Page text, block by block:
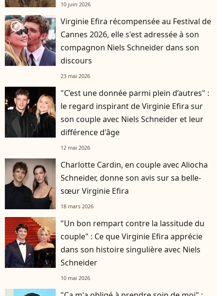
10 juin 2026
player2
Virginie Efira récompensée au Festival de
Cannes 2026, elle s'est adressée à son
compagnon Niels Schneider dans son
discours
23 mai 2026
"C’est une donnée parmi plein d’autres" :
le regard inspirant de Virginie Efira sur
son couple avec Niels Schneider et leur
différence d'âge
12 mai 2026
Charlotte Cardin, en couple avec Aliocha
Schneider, donne son avis sur sa belle-
sœur Virginie Efira
18 mars 2026
"Un bon rempart contre la lassitude du
couple" : Ce que Virginie Efira apprécie
dans son histoire singulière avec Niels
Schneider
10 mai 2026